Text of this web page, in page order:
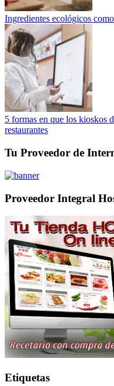
Ingredientes ecológicos
5 formas en que los kioskos
restaurantes
Tu Proveedor de
Proveedor Integral
Etiquetas